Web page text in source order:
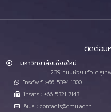
ติดต่อม
มหาวิทยาลัยเชียงใหม่
239 ถนนห้วยแก้ว ต.สุเท
โทรศัพท์ :+66 5394 1300
โทรสาร : +66 5321 7143
อีเมล : contacts@cmu.ac.th